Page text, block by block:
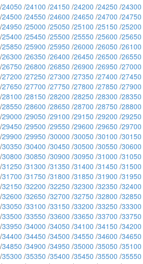
/24050 /24100 /24150 /24200 /24250 /24300
/24500 /24550 /24600 /24650 /24700 /24750
/24950 /25000 /25050 /25100 /25150 /25200
/25400 /25450 /25500 /25550 /25600 /25650
/25850 /25900 /25950 /26000 /26050 /26100
/26300 /26350 /26400 /26450 /26500 /26550
/26750 /26800 /26850 /26900 /26950 /27000
/27200 /27250 /27300 /27350 /27400 /27450
/27650 /27700 /27750 /27800 /27850 /27900
/28100 /28150 /28200 /28250 /28300 /28350
/28550 /28600 /28650 /28700 /28750 /28800
/29000 /29050 /29100 /29150 /29200 /29250
/29450 /29500 /29550 /29600 /29650 /29700
/29900 /29950 /30000 /30050 /30100 /30150
/30350 /30400 /30450 /30500 /30550 /30600
/30800 /30850 /30900 /30950 /31000 /31050
/31250 /31300 /31350 /31400 /31450 /31500
/31700 /31750 /31800 /31850 /31900 /31950
/32150 /32200 /32250 /32300 /32350 /32400
/32600 /32650 /32700 /32750 /32800 /32850
/33050 /33100 /33150 /33200 /33250 /33300
/33500 /33550 /33600 /33650 /33700 /33750
/33950 /34000 /34050 /34100 /34150 /34200
/34400 /34450 /34500 /34550 /34600 /34650
/34850 /34900 /34950 /35000 /35050 /35100
/35300 /35350 /35400 /35450 /35500 /35550